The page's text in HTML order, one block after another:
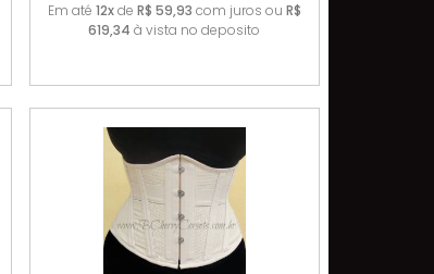
Em até 12xde R$ 59,93 com juros ou R$
619,34 à vista no deposito